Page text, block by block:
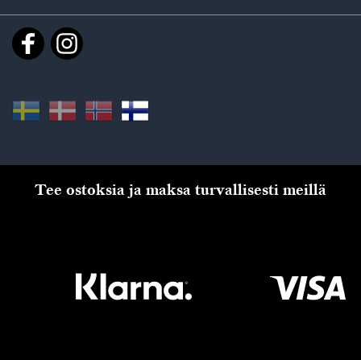
Tee ostoksia ja maksa turvallisesti meillä